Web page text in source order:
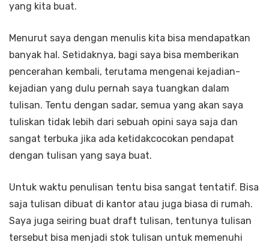
yang kita buat.
Menurut saya dengan menulis kita bisa mendapatkan
banyak hal. Setidaknya, bagi saya bisa memberikan
pencerahan kembali, terutama mengenai kejadian-
kejadian yang dulu pernah saya tuangkan dalam
tulisan. Tentu dengan sadar, semua yang akan saya
tuliskan tidak lebih dari sebuah opini saya saja dan
sangat terbuka jika ada ketidakcocokan pendapat
dengan tulisan yang saya buat.
Untuk waktu penulisan tentu bisa sangat tentatif. Bisa
saja tulisan dibuat di kantor atau juga biasa di rumah.
Saya juga seiring buat draft tulisan, tentunya tulisan
tersebut bisa menjadi stok tulisan untuk memenuhi